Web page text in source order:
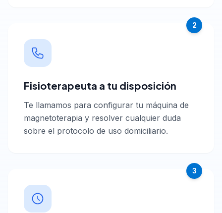
2
Fisioterapeuta a tu disposición
Te llamamos para configurar tu máquina de
magnetoterapia y resolver cualquier duda
sobre el protocolo de uso domiciliario.
3